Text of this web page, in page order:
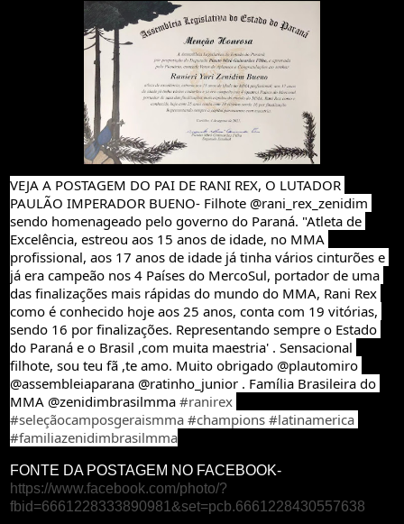
VEJA A POSTAGEM DO PAI DE RANI REX, O LUTADOR
PAULÃO IMPERADOR BUENO- Filhote @rani_rex_zenidim
sendo homenageado pelo governo do Paraná. "Atleta de
Excelência, estreou aos 15 anos de idade, no MMA
profissional, aos 17 anos de idade já tinha vários cinturões e
já era campeão nos 4 Países do MercoSul, portador de uma
das finalizações mais rápidas do mundo do MMA, Rani Rex
como é conhecido hoje aos 25 anos, conta com 19 vitórias,
sendo 16 por finalizações. Representando sempre o Estado
do Paraná e o Brasil ,com muita maestria' . Sensacional
filhote, sou teu fã ,te amo. Muito obrigado @plautomiro
@assembleiaparana @ratinho_junior . Família Brasileira do
MMA @zenidimbrasilmma #ranirex
#seleçãocamposgeraismma #champions #latinamerica
#familiazenidimbrasilmma
FONTE DA POSTAGEM NO FACEBOOK-
https://www.facebook.com/photo/?
fbid=6661228333890981&set=pcb.6661228430557638